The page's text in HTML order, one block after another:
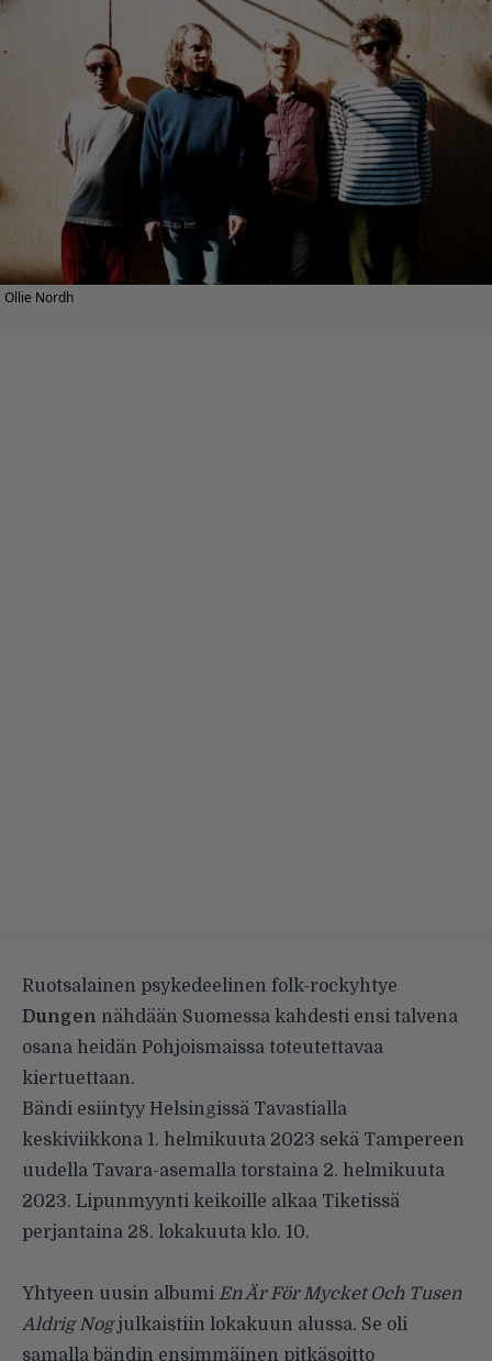
Ollie Nordh
Ruotsalainen psykedeelinen folk-rockyhtye
Dungen nähdään Suomessa kahdesti ensi talvena
osana heidän Pohjoismaissa toteutettavaa
kiertuettaan.
Bändi esiintyy Helsingissä Tavastialla
keskiviikkona 1. helmikuuta 2023 sekä Tampereen
uudella Tavara-asemalla torstaina 2. helmikuuta
2023. Lipunmyynti keikoille alkaa Tiketissä
perjantaina 28. lokakuuta klo. 10.
Yhtyeen uusin albumi En Är För Mycket Och Tusen
Aldrig Nogjulkaistiin lokakuun alussa. Se oli
samalla bändin ensimmäinen pitkäsoitto